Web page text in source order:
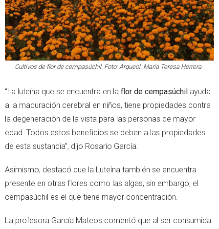
Cultivos de flor de cempasúchil. Foto: Arqueol. María Teresa Herrera
“La luteína que se encuentra en la flor de cempasúchil ayuda
a la maduración cerebral en niños, tiene propiedades contra
la degeneración de la vista para las personas de mayor
edad. Todos estos beneficios se deben a las propiedades
de esta sustancia”, dijo Rosario García.
Asimismo, destacó que la Luteína también se encuentra
presente en otras flores como las algas, sin embargo, el
cempasúchil es el que tiene mayor concentración.
La profesora García Mateos comentó que al ser consumida